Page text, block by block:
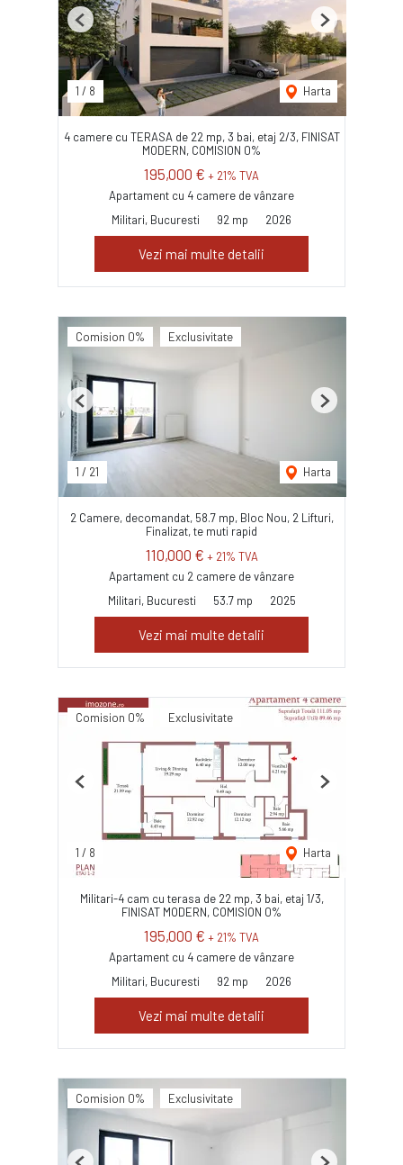
1 / 8 Harta
Previous Next
4 camere cu TERASA de 22 mp, 3 bai, etaj 2/3, FINISAT
MODERN, COMISION 0%
195,000 € + 21% TVA
Apartament cu 4 camere de vânzare
Militari, Bucuresti
92 mp 2026
Vezi mai multe detalii
Comision 0% Exclusivitate
1 / 21 Harta
Previous Next
2 Camere, decomandat, 58.7 mp, Bloc Nou, 2 Lifturi,
Finalizat, te muti rapid
110,000 € + 21% TVA
Apartament cu 2 camere de vânzare
Militari, Bucuresti
53.7 mp 2025
Vezi mai multe detalii
Comision 0% Exclusivitate
1 / 8 Harta
Previous Next
Militari-4 cam cu terasa de 22 mp, 3 bai, etaj 1/3,
FINISAT MODERN, COMISION 0%
195,000 € + 21% TVA
Apartament cu 4 camere de vânzare
Militari, Bucuresti
92 mp 2026
Vezi mai multe detalii
Comision 0% Exclusivitate